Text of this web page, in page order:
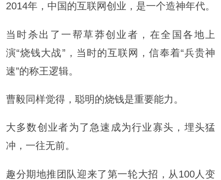
2014年，中国的互联网创业，是一个造神年代。
当时杀出了一帮草莽创业者，在全国各地上
演“烧钱大战”，当时的互联网，信奉着“兵贵神
速”的称王逻辑。
曹毅同样觉得，聪明的烧钱是重要能力。
大多数创业者为了急速成为行业寡头，埋头猛
冲，一往无前。
趣分期地推团队迎来了第一轮大招，从100人变